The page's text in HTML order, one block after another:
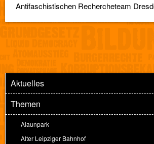
Antifaschistischen Rechercheteam
Aktuelles
Themen
Alaunpark
Alter Leipziger Bahnhof